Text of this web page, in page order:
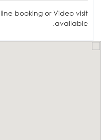
booking or Video visit
available.